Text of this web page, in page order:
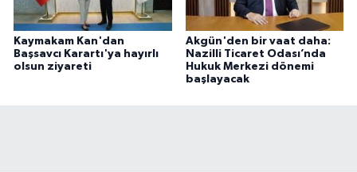
Kaymakam Kan'dan
Başsavcı Karartı'ya hayırlı
olsun ziyareti
Akgün'den bir vaat daha:
Nazilli Ticaret Odası’nda
Hukuk Merkezi dönemi
başlayacak